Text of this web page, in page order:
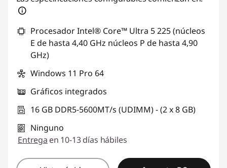
Procesador Intel® Core™ Ultra 5 225 (núcleos
E de hasta 4,40 GHz núcleos P de hasta 4,90
GHz)
Windows 11 Pro 64
Gráficos integrados
16 GB DDR5-5600MT/s (UDIMM) - (2 x 8 GB)
Ninguno
Entrega en 10-13 días hábiles